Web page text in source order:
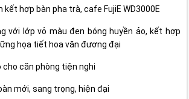
kết hợp bàn pha trà, cafe FujiE WD3000E
với lớp vỏ màu đen bóng huyền ảo, kết hợp
họa tiết hoa văn đương đại
cho căn phòng tiện nghi
mới, sang trọng, hiện đại